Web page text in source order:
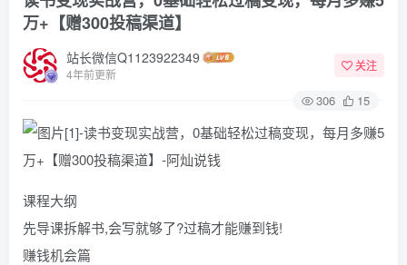
万+【赠300投稿渠道】
站长微信Q1123922349
4年前更新
关注
306 15
课程大纲
先导课拆解书,会写就够了?过稿才能赚到钱!
赚钱机会篇